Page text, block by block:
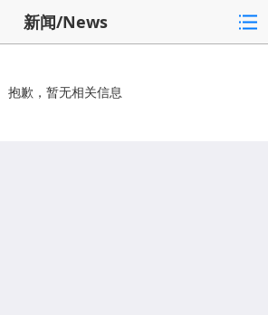
新闻/News
抱歉，暂无相关信息